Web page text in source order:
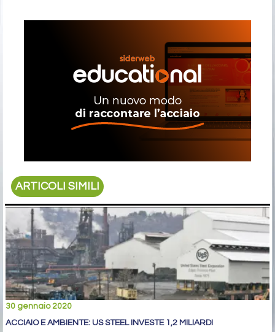
ARTICOLI SIMILI
30 gennaio 2020
ACCIAIO E AMBIENTE: US STEEL INVESTE 1,2 MILIARDI